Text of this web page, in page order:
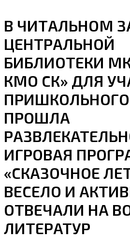
В ЧИТАЛЬНОМ
ЦЕНТРАЛЬНОЙ
БИБЛИОТЕКИ
КМО СК» ДЛЯ
ПРИШКОЛЬНОГО
ПРОШЛА
ИГРОВАЯ
«СКАЗОЧНОЕ
ВЕСЕЛО И
ОТВЕЧАЛИ НА
ЛИТЕРАТУР